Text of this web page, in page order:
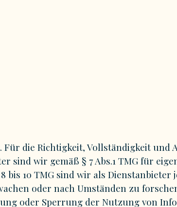
die Richtigkeit, Vollständigkeit und
sind wir gemäß § 7 Abs.1 TMG für
bis 10 TMG sind wir als
oder nach Umständen zu
oder Sperrung der Nutzung von